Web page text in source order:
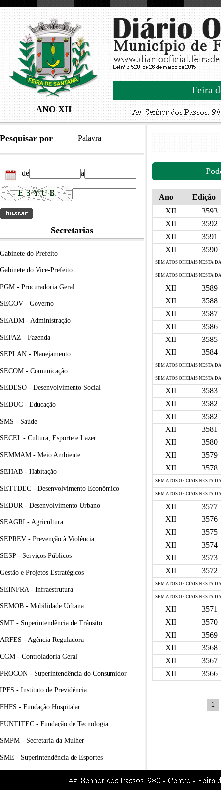
ANO XII
Feira
Pesquisar por Palavra
de a
Secretarias
Gabinete do Prefeito
Gabinete do Vice-Prefeito
PGM - Procuradoria Geral
SEGOV - Governo
SEADM - Administração
SEFAZ - Fazenda
SEPLAN - Planejamento
SECOM - Comunicação
SEDESO - Desenvolvimento Social
SEDUC - Educação
SMS - Saúde
SECEL - Cultura, Esporte e Lazer
SEMMAM - Meio Ambiente
SEHAB - Habitação
SETTDEC - Desenvolvimento Econômico
SEDUR - Desenvolvimento Urbano
SEAGRI - Agricultura
SEPREV - Prevenção à Violência
SESP - Serviços Públicos
Gestão e Projetos Estratégicos
SEINFRA - Infraestrutura
SEMOB - Mobilidade Urbana
SMT - Superintendência de Trânsito
ARFES - Agência Reguladora
CGM - Controladoria Geral
PROCON - Superintendência do Consumidor
IPFS - Instituto de Previdência
FHFS - Fundação Hospitalar
FUNTITEC - Fundação de Tecnologia
SMPM - Secretaria da Mulher
SME - Superintendência de Esportes
Ano
Edição
XII
3593
XII
3592
XII
3591
XII
3590
SEM ATOS OFICIAIS NESTA
SEM ATOS OFICIAIS NESTA
XII
3589
XII
3588
XII
3587
XII
3586
XII
3585
XII
3584
SEM ATOS OFICIAIS NESTA
SEM ATOS OFICIAIS NESTA
XII
3583
XII
3582
XII
3582
XII
3581
XII
3580
XII
3579
XII
3578
SEM ATOS OFICIAIS NESTA
SEM ATOS OFICIAIS NESTA
XII
3577
XII
3576
XII
3575
XII
3574
XII
3573
XII
3572
SEM ATOS OFICIAIS NESTA
SEM ATOS OFICIAIS NESTA
XII
3571
XII
3570
XII
3569
XII
3568
XII
3567
XII
3566
1